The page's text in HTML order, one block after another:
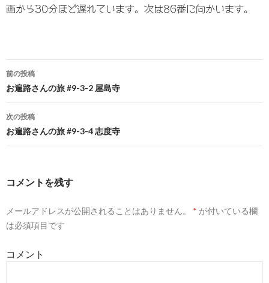
画から30分ほど遅れています。次は86番に向かいます。
投
稿
ナ
シ
ン
前の投稿
お遍路さんの旅 #9-3-2 屋島寺
次の投稿
お遍路さんの旅 #9-3-4 志度寺
コメントを残す
メールアドレスが公開されることはありません。 * が付いている欄
は必須項目です
コメント